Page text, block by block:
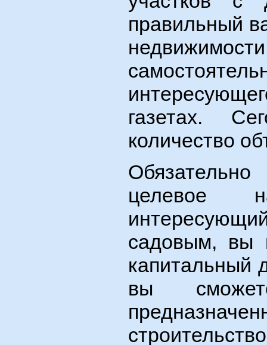
правильный
газетах.
количество
целевое
садовым, вы
капитальный
вы